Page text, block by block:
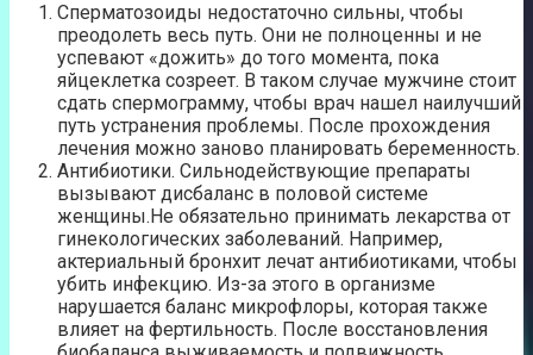
Сперматозоиды недостаточно сильны, чтобы
преодолеть весь путь. Они не полноценны и не
успевают «дожить» до того момента, пока
яйцеклетка созреет. В таком случае мужчине стоит
сдать спермограмму, чтобы врач нашел наилучший
путь устранения проблемы. После прохождения
лечения можно заново планировать беременность.
Антибиотики. Сильнодействующие препараты
вызывают дисбаланс в половой системе
женщины.Не обязательно принимать лекарства от
гинекологических заболеваний. Например,
актериальный бронхит лечат антибиотиками, чтобы
убить инфекцию. Из-за этого в организме
нарушается баланс микрофлоры, которая также
влияет на фертильность. После восстановления